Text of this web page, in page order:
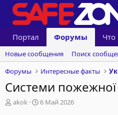
Портал Форумы Что
Новые сообщения
Поиск
Форумы
Интересные факты
Системи пожежної
А
akok
Д
6 Май 2026